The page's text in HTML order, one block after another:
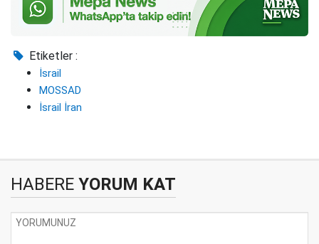
Etiketler :
İsrail
MOSSAD
İsrail İran
HABERE YORUM KAT